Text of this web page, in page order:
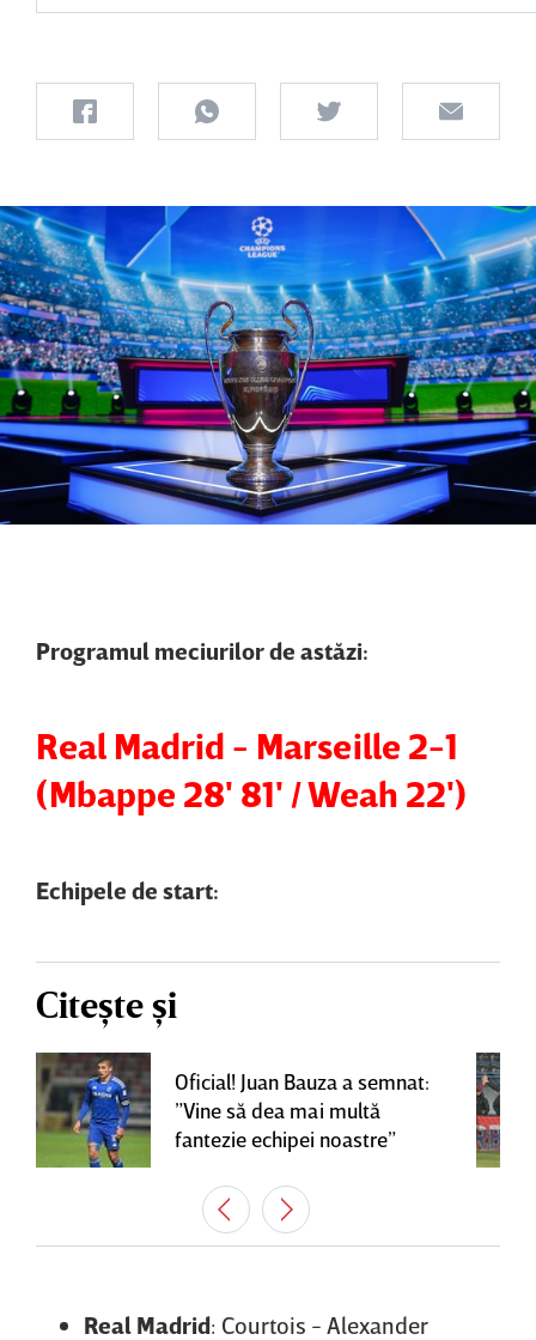
Programul meciurilor de astăzi:
Real Madrid - Marseille 2-1
(Mbappe 28' 81' / Weah 22')
Echipele de start:
Citește și
Oficial! Juan Bauza a semnat:
”Vine să dea mai multă
fantezie echipei noastre”
Real Madrid: Courtois - Alexander